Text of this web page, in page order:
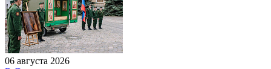
06 августа 2026